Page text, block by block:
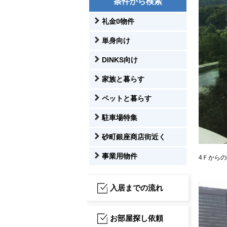
4Ｆから
礼金0物件
単身向け
DINKS向け
家族と暮らす
ペットと暮らす
駐車場特集
砂町銀座商店街近く
事業用物件
入居までの流れ
お部屋探し依頼